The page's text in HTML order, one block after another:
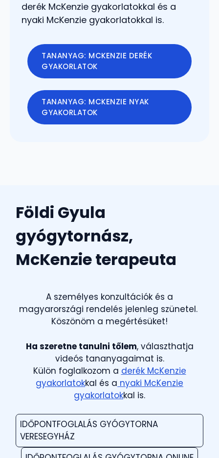
derék McKenzie gyakorlatokkal és a
nyaki McKenzie gyakorlatokkal is.
TANANYAG: MCKENZIE DERÉK
GYAKORLATOK
TANANYAG: MCKENZIE NYAK
GYAKORLATOK
Földi Gyula
gyógytornász,
McKenzie terapeuta
A személyes konzultációk és a
magyarországi rendelés jelenleg szünetel.
Köszönöm a megértésüket!
Ha szeretne tanulni tőlem, választhatja
videós tananyagaimat is.
Külön foglalkozom a derék McKenzie
gyakorlatokkal és a nyaki McKenzie
gyakorlatokkal is.
IDŐPONTFOGLALÁS GYÓGYTORNA
VERESEGYHÁZ